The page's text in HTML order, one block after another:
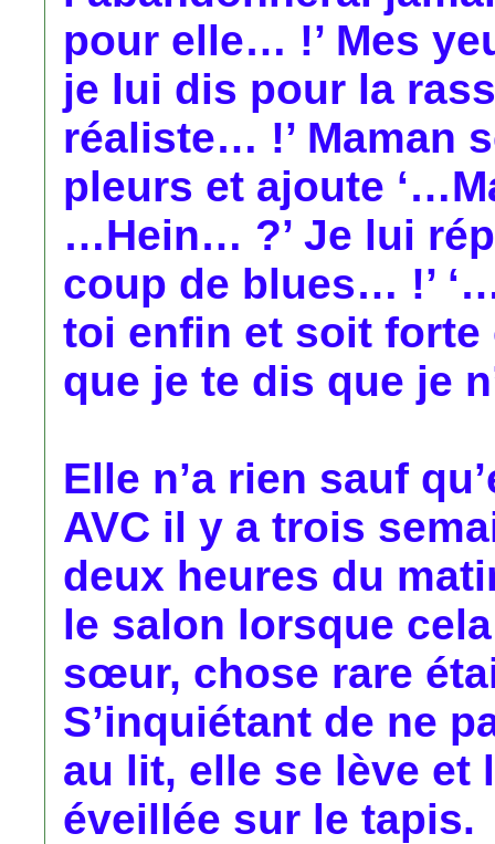
pour elle… !’ Mes
je lui dis pour la
réaliste… !’ Maman
pleurs et ajoute
…Hein… ?’ Je lui
coup de blues… !’
toi enfin et soit
que je te dis que je
Elle n’a rien sauf
AVC il y a trois
deux heures du
le salon lorsque
sœur, chose rare
S’inquiétant de ne
au lit, elle se lève et
éveillée sur le tapis.